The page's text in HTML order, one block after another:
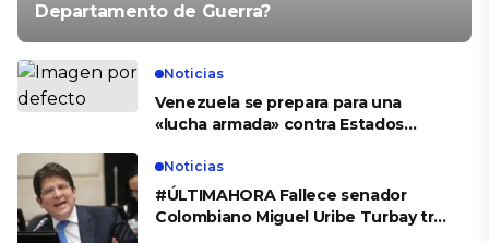
Departamento de Guerra?
Noticias
Venezuela se prepara para una
«lucha armada» contra Estados
Noticias
#ÚLTIMAHORA Fallece senador
Colombiano Miguel Uribe Turbay tras